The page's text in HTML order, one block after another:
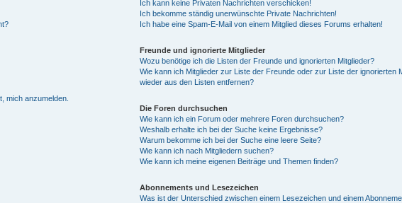
mich anzumelden.
Ich kann keine Privaten Nachrichten verschicken!
Ich bekomme ständig unerwünschte Private Nachrichten!
Ich habe eine Spam-E-Mail von einem Mitglied dieses Forums erhalten!
Freunde und ignorierte Mitglieder
Wozu benötige ich die Listen der Freunde und ignorierten Mitglieder?
Wie kann ich Mitglieder zur Liste der Freunde oder zur Liste der ignorierten
wieder aus den Listen entfernen?
Die Foren durchsuchen
Wie kann ich ein Forum oder mehrere Foren durchsuchen?
Weshalb erhalte ich bei der Suche keine Ergebnisse?
Warum bekomme ich bei der Suche eine leere Seite?
Wie kann ich nach Mitgliedern suchen?
Wie kann ich meine eigenen Beiträge und Themen finden?
Abonnements und Lesezeichen
Was ist der Unterschied zwischen einem Lesezeichen und einem